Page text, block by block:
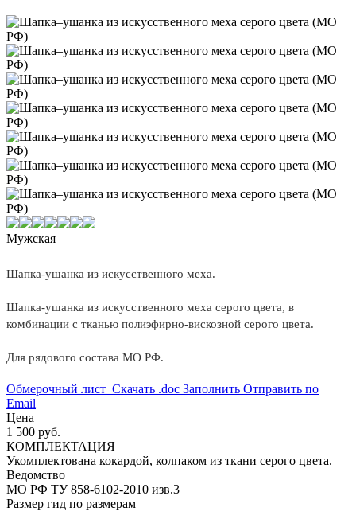
Мужская
Шапка-ушанка из искусственного меха.
Шапка-ушанка из искусственного меха серого цвета, в
комбинации с тканью полиэфирно-вискозной серого цвета.
Для рядового состава МО РФ.
Обмерочный лист Скачать .doc Заполнить Отправить по
Email
Цена
1 500 руб.
КОМПЛЕКТАЦИЯ
Укомплектована кокардой, колпаком из ткани серого цвета.
Ведомство
МО РФ ТУ 858-6102-2010 изв.3
Размер гид по размерам